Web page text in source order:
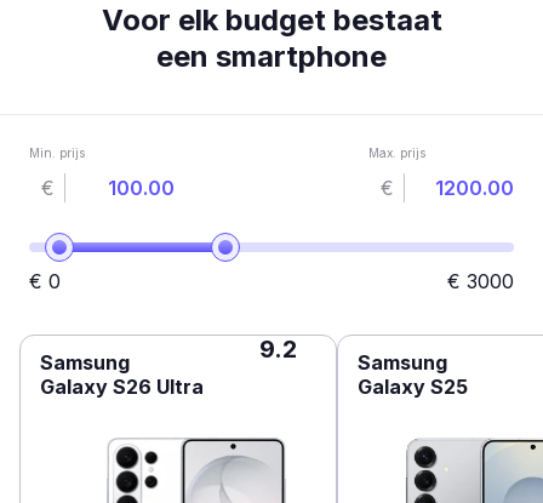
Voor elk budget bestaat
een smartphone
Min. prijs
€
Max. prijs
€
€ 0 € 3000
Samsung
Galaxy S26 Ultra
9.2
Samsung
Galaxy S25